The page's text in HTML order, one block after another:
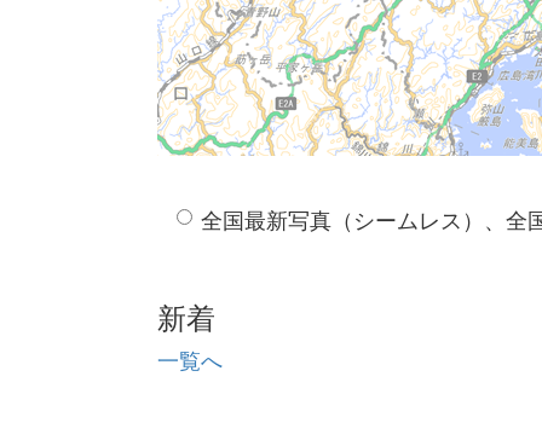
全国最新写真（シームレス）、全
新着
一覧へ